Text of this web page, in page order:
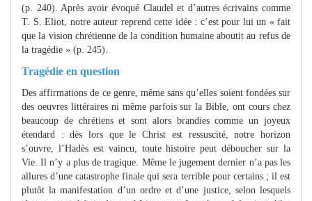
(p. 240). Après avoir évoqué Claudel et d’autres écrivains comme
T. S. Eliot, notre auteur reprend cette idée : c’est pour lui un « fait
que la vision chrétienne de la condition humaine aboutit au refus de
la tragédie » (p. 245).
Tragédie en question
Des affirmations de ce genre, même sans qu’elles soient fondées sur
des oeuvres littéraires ni même parfois sur la Bible, ont cours chez
beaucoup de chrétiens et sont alors brandies comme un joyeux
étendard : dès lors que le Christ est ressuscité, notre horizon
s’ouvre, l’Hadès est vaincu, toute histoire peut déboucher sur la
Vie. Il n’y a plus de tragique. Même le jugement dernier n’a pas les
allures d’une catastrophe finale qui sera terrible pour certains ; il est
plutôt la manifestation d’un ordre et d’une justice, selon lesquels